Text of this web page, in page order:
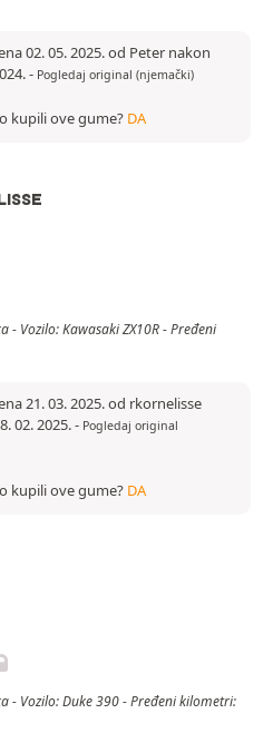
02. 05. 2025. od Peter nakon
- Pogledaj original (njemački)
kupili ove gume? DA
- Vozilo: Kawasaki ZX10R - Pređeni
21. 03. 2025. od rkornelisse
02. 2025.- Pogledaj original
kupili ove gume? DA
- Vozilo: Duke 390 - Pređeni kilometri: